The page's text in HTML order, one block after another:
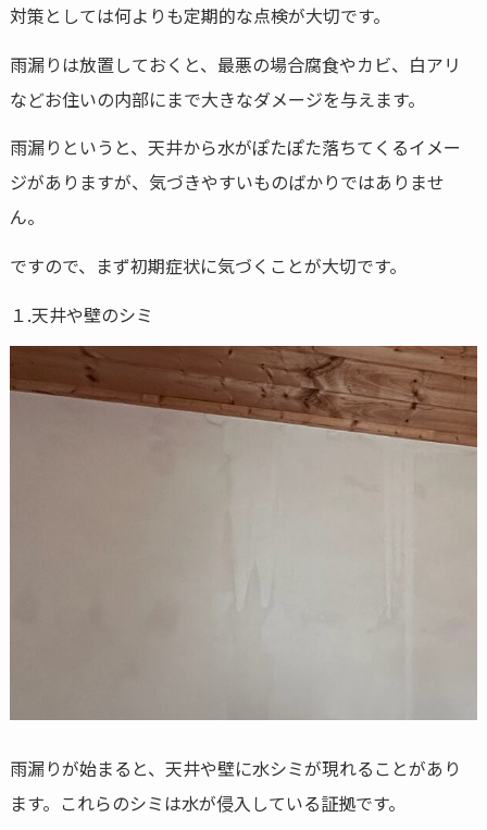
対策としては何よりも定期的な点検が大切です。
雨漏りは放置しておくと、最悪の場合腐食やカビ、白アリ
などお住いの内部にまで大きなダメージを与えます。
雨漏りというと、天井から水がぽたぽた落ちてくるイメー
ジがありますが、気づきやすいものばかりではありませ
ん。
ですので、まず初期症状に気づくことが大切です。
１.天井や壁のシミ
雨漏りが始まると、天井や壁に水シミが現れることがあり
ます。これらのシミは水が侵入している証拠です。